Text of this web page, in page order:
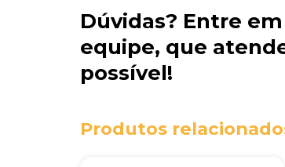
Dúvidas? Entre
equipe, que
possível!
Produtos